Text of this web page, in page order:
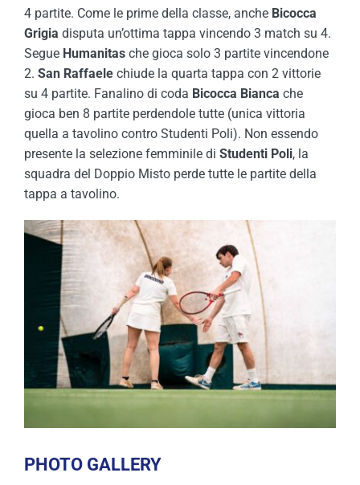
4 partite. Come le prime della classe, anche Bicocca
Grigia disputa un’ottima tappa vincendo 3 match su 4.
Segue Humanitas che gioca solo 3 partite vincendone
2. San Raffaele chiude la quarta tappa con 2 vittorie
su 4 partite. Fanalino di coda Bicocca Bianca che
gioca ben 8 partite perdendole tutte (unica vittoria
quella a tavolino contro Studenti Poli). Non essendo
presente la selezione femminile di Studenti Poli, la
squadra del Doppio Misto perde tutte le partite della
tappa a tavolino.
PHOTO GALLERY